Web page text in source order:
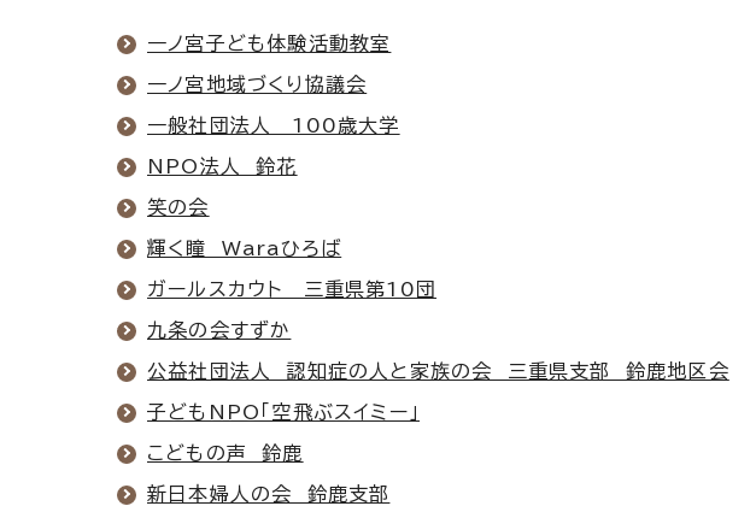
一ノ宮子ども体験活動教室
一ノ宮地域づくり協議会
一般社団法人 100歳大学
NPO法人 鈴花
笑の会
輝く瞳 Waraひろば
ガールスカウト 三重県第10団
九条の会すずか
公益社団法人 認知症の人と家族の会 三重県支部 鈴鹿地区会
子どもNPO「空飛ぶスイミー」
こどもの声 鈴鹿
新日本婦人の会 鈴鹿支部